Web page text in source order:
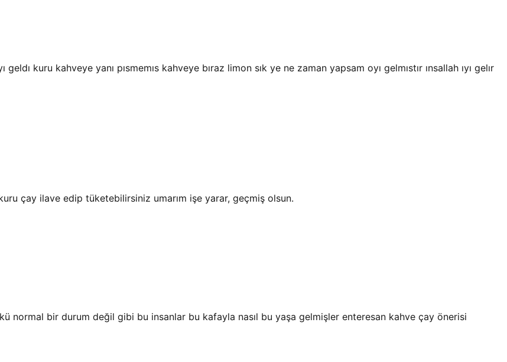
kuru kahveye yanı pısmemıs kahveye bıraz limon sık ye ne zaman yapsam oyı gelmıstır ınsallah ıyı gelır
çay ilave edip tüketebilirsiniz umarım işe yarar, geçmiş olsun.
normal bir durum değil gibi bu insanlar bu kafayla nasıl bu yaşa gelmişler enteresan kahve çay önerisi